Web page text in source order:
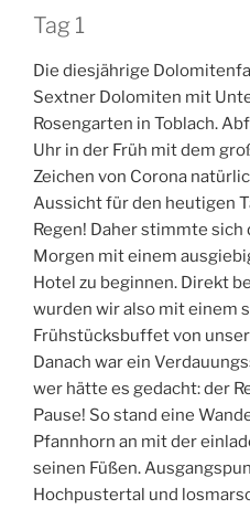
Tag 1
Die diesjährige
Sextner Dolomiten mit
Rosengarten in Toblach.
Uhr in der Früh mit dem
Zeichen von Corona
Aussicht für den heutigen
Regen! Daher stimmte sich
Morgen mit einem
Hotel zu beginnen. Direkt
wurden wir also mit einem
Frühstücksbuffet von
Danach war ein
wer hätte es gedacht: der
Pause! So stand eine
Pfannhorn an mit der
seinen Füßen.
Hochpustertal und